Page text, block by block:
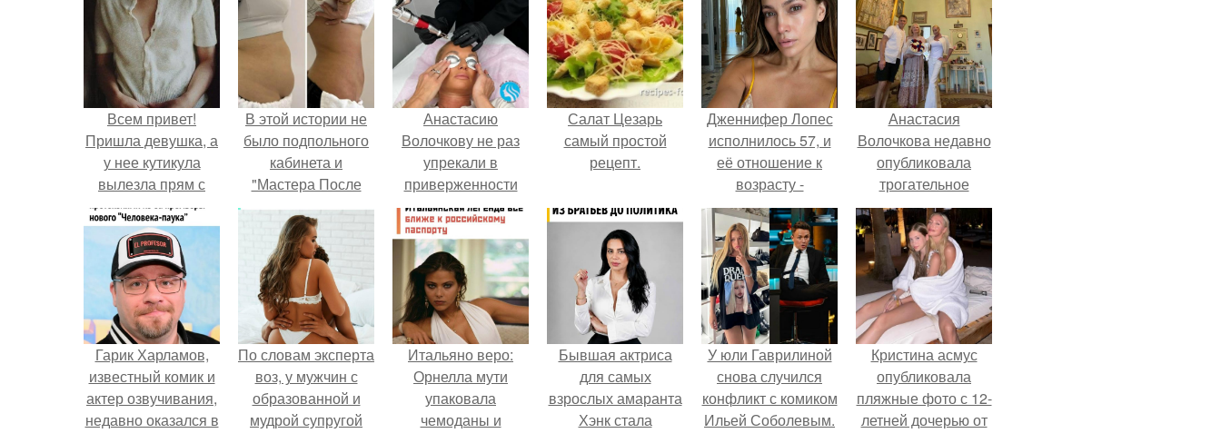
Всем привет!
Пришла девушка, а
у нее кутикула
вылезла прям с
гнойничком, как
геморрой
(простите) сфоткать
не дала ( я
отправила ее к
врачу!
В этой истории не
было подпольного
кабинета и
"Мастера После
Двухнедельных
Курсов".
Анастасию
Волочкову не раз
упрекали в
приверженности
устаревшим бьюти -
процедурам.
Салат Цезарь
самый простой
рецепт.
Дженнифер Лопес
исполнилось 57, и
её отношение к
возрасту -
настоящий
манифест
уверенности: "не
говорите, что я
отлично выгляжу
для 57.
Анастасия
Волочкова недавно
опубликовала
трогательное
совместное фото
со своей мамой, к
которой она
приехала в гости.
Гарик Харламов,
известный комик и
актер озвучивания,
недавно оказался в
По словам эксперта
воз, у мужчин с
образованной и
мудрой супругой
Итальяно веро:
Орнелла мути
упаковала
чемоданы и
Бывшая актриса
для самых
взрослых амаранта
Хэнк стала
У юли Гаврилиной
снова случился
конфликт с комиком
Ильей Соболевым.
Кристина асмус
опубликовала
пляжные фото с 12-
летней дочерью от